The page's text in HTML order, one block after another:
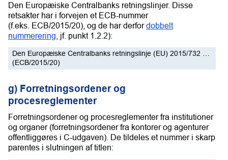
Den Europæiske Centralbanks retningslinjer. Disse
retsakter har i forvejen et ECB-nummer
(f.eks. ECB/2015/20), og de har derfordobbelt
nummerering , jf. punkt 1.2.2):
Den Europæiske Centralbanks retningslinje (EU) 2015/732 …
(ECB/2015/20)
g) Forretningsordener og
procesreglementer
Forretningsordener og procesreglementer fra institutioner
og organer (forretningsordener fra kontorer og agenturer
offentliggøres i C-udgaven). De tildeles et nummer i skarp
parentes i slutningen af titlen: